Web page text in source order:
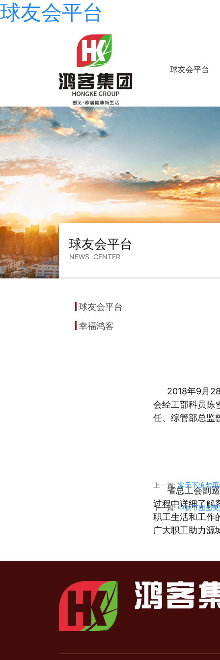
球友会平台
球友会平台
球友会平台
NEWS CENTER
幸福鸿客
球友会平台
2018年9月
会经工部科员陈
任、综管部总监
省总工会副
过程中详细了解
职工生活和工作
广大职工助力源
度、丰富多彩的
上一篇: 客天下追梦
下一篇:中秋节团圆